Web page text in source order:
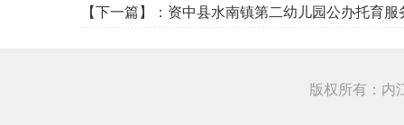
【下一篇】： 资中县水南镇第二幼儿园公办托育
版权所有：